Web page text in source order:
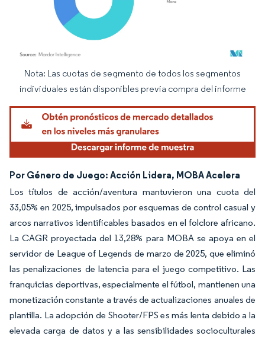
Imagen © Mordor Intelligence. El uso requiere atribución según CC BY 4.0.
Nota: Las cuotas de segmento de todos los segmentos
individuales están disponibles previa compra del informe
Por Género de Juego: Acción Lidera, MOBA Acelera
Los títulos de acción/aventura mantuvieron una cuota del
33,05% en 2025, impulsados por esquemas de control casual y
arcos narrativos identificables basados en el folclore africano.
La CAGR proyectada del 13,28% para MOBA se apoya en el
servidor de League of Legends de marzo de 2025, que eliminó
las penalizaciones de latencia para el juego competitivo. Las
franquicias deportivas, especialmente el fútbol, mantienen una
monetización constante a través de actualizaciones anuales de
plantilla. La adopción de Shooter/FPS es más lenta debido a la
elevada carga de datos y a las sensibilidades socioculturales